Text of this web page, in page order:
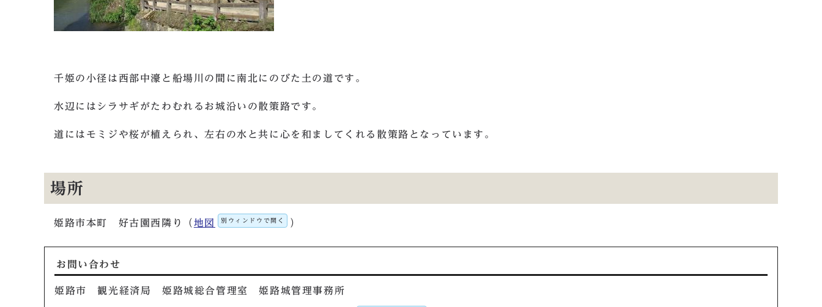
千姫の小径は西部中濠と船場川の間に南北にのびた土の道です。
水辺にはシラサギがたわむれるお城沿いの散策路です。
道にはモミジや桜が植えられ、左右の水と共に心を和ましてくれる散策路となっています。
場所
姫路市本町 好古園西隣り（ 地図 別ウィンドウで開く ）
お問い合わせ
姫路市 観光経済局 姫路城総合管理室 姫路城管理事務所